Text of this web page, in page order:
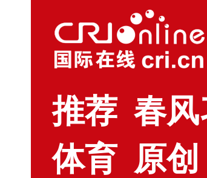
推荐 春风
体育 原创